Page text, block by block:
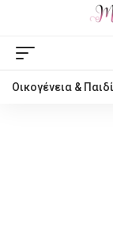
Οικογένεια & Παιδί